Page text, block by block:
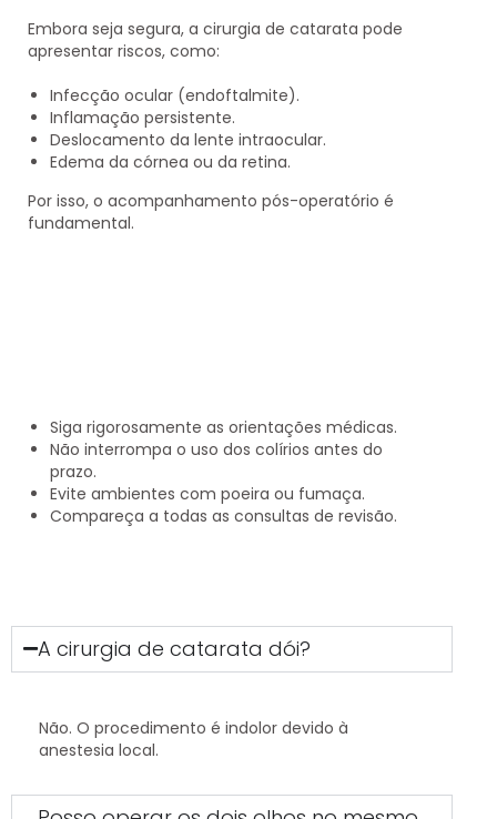
Embora seja segura, a cirurgia de catarata pode
apresentar riscos, como:
Infecção ocular (endoftalmite).
Inflamação persistente.
Deslocamento da lente intraocular.
Edema da córnea ou da retina.
Por isso, o acompanhamento pós-operatório é
fundamental.
Siga rigorosamente as orientações médicas.
Não interrompa o uso dos colírios antes do
prazo.
Evite ambientes com poeira ou fumaça.
Compareça a todas as consultas de revisão.
A cirurgia de catarata dói?
Não. O procedimento é indolor devido à
anestesia local.